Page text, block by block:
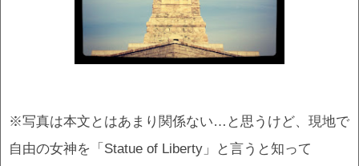
※写真は本文とはあまり関係ない…と思うけど、現地で
自由の女神を「Statue of Liberty」と言うと知って